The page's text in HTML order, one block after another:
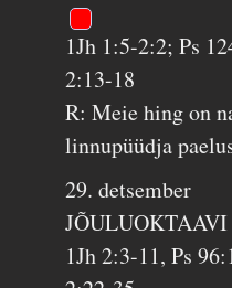
1Jh 1:5-2:2; Ps
2:13-18
R: Meie hing on
linnupüüdja
29. detsember
JÕULUOKTAAVI
1Jh 2:3-11, Ps